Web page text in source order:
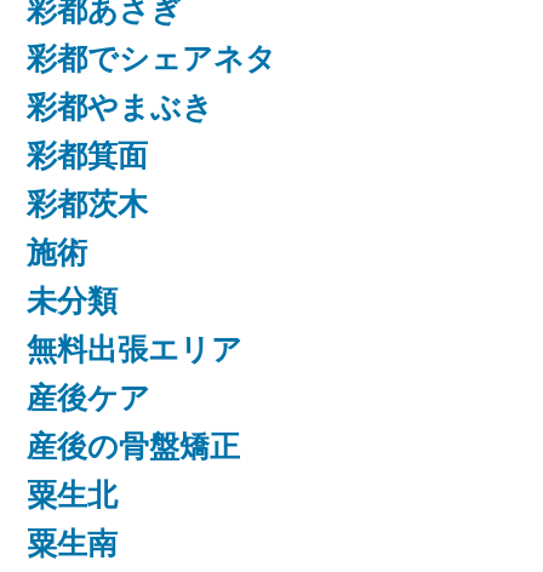
彩都あさぎ
彩都でシェアネタ
彩都やまぶき
彩都箕面
彩都茨木
施術
未分類
無料出張エリア
産後ケア
産後の骨盤矯正
粟生北
粟生南